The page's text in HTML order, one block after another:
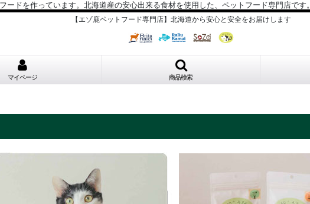
ドを作っています。北海道産の安心出来る食材を使用した、ペットフード専門店です。
【エゾ鹿ペットフード専門店】北海道から安心と安全をお届けします
マイページ 商品検索